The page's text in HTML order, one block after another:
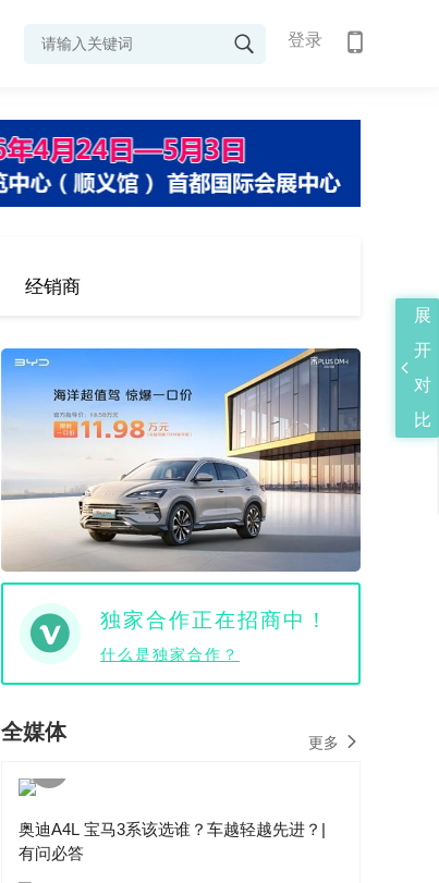
登录
经销商
独家合作正在招商中！
什么是独家合作？
全媒体 更多
奥迪A4L 宝马3系该选谁？车越轻越先进？|
有问必答
展
开
对
比